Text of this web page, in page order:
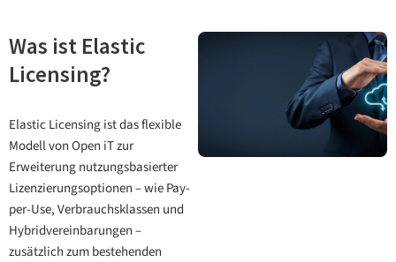
Was ist Elastic
Licensing?
Elastic Licensing ist das flexible
Modell von Open iT zur
Erweiterung nutzungsbasierter
Lizenzierungsoptionen – wie Pay-
per-Use, Verbrauchsklassen und
Hybridvereinbarungen –
zusätzlich zum bestehenden